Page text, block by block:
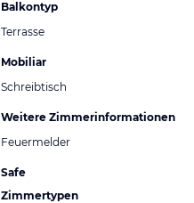
Balkontyp
Terrasse
Mobiliar
Schreibtisch
Weitere Zimmerinformationen
Feuermelder
Safe
Zimmertypen